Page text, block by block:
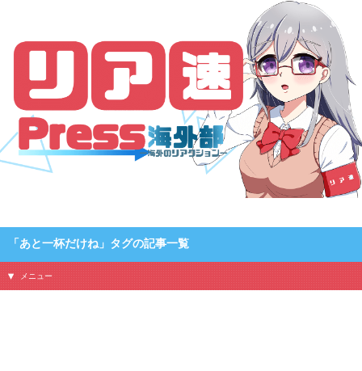
「あと一杯だけね」タグの記事一覧
メニュー